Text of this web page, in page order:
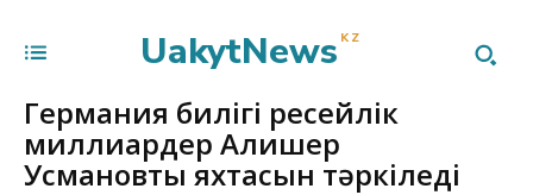
UakytNews KZ
Германия билігі ресейлік
миллиардер Алишер
Усмановтың яхтасын тәркіледі